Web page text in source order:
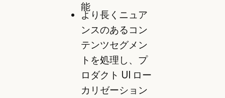
能
より長くニュア
ンスのあるコン
テンツセグメン
トを処理し、プ
ロダクト UI ロー
カリゼーション